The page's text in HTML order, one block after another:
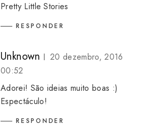
Pretty Little Stories
RESPONDER
Unknown
20 dezembro, 2016
00:52
Adorei! São ideias muito boas :)
Espectáculo!
RESPONDER